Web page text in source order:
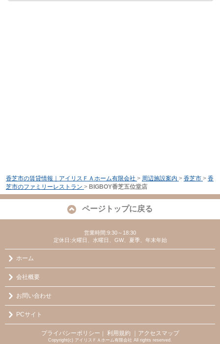
香芝市の賃貸情報｜アイリスＦＡホーム有限会社 > 周辺施設案内 > 香芝市 > 香
芝市のファミリーレストラン > BIGBOY香芝五位堂店
ページトップに戻る
営業時間:9:30～18:30
定休日:火曜日、水曜日、GW、夏季、年末年始
ホーム
会社概要
お問い合わせ
PCサイト
プライバシーポリシー ｜ 利用規約 ｜アクセスマップ
Copyright(c) アイリスＦＡホーム有限会社 All rights reserved.